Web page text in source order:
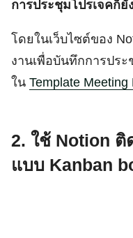
การประชุมโปรเจคก็ยั
โดยในเว็บไซต์ของ
งานเพื่อบันทึกการปร
ใน Template Meeting
2. ใช้ Notion ติ
แบบ Kanban